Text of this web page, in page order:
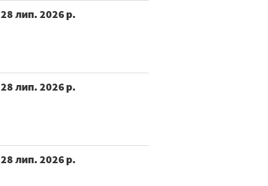
28 лип. 2026 р.
28 лип. 2026 р.
28 лип. 2026 р.